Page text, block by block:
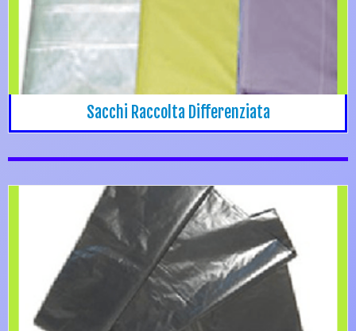
Sacchi Raccolta Differenziata